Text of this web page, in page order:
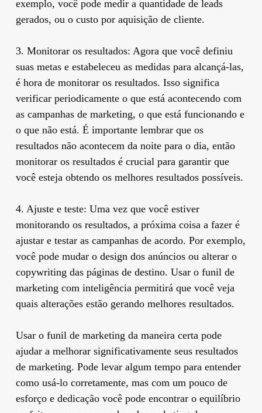
exemplo, você pode medir a quantidade de leads
gerados, ou o custo por aquisição de cliente.
3. Monitorar os resultados: Agora que você definiu
suas metas e estabeleceu as medidas para alcançá-las,
é hora de monitorar os resultados. Isso significa
verificar periodicamente o que está acontecendo com
as campanhas de marketing, o que está funcionando e
o que não está. É importante lembrar que os
resultados não acontecem da noite para o dia, então
monitorar os resultados é crucial para garantir que
você esteja obtendo os melhores resultados possíveis.
4. Ajuste e teste: Uma vez que você estiver
monitorando os resultados, a próxima coisa a fazer é
ajustar e testar as campanhas de acordo. Por exemplo,
você pode mudar o design dos anúncios ou alterar o
copywriting das páginas de destino. Usar o funil de
marketing com inteligência permitirá que você veja
quais alterações estão gerando melhores resultados.
Usar o funil de marketing da maneira certa pode
ajudar a melhorar significativamente seus resultados
de marketing. Pode levar algum tempo para entender
como usá-lo corretamente, mas com um pouco de
esforço e dedicação você pode encontrar o equilíbrio